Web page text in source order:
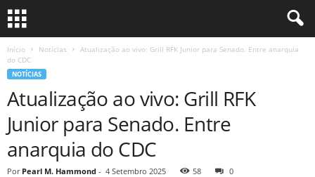
Início Notícias
Atualização ao vivo: Grill RFK Junior para Senado. Entre anarquia
do CDC
NOTÍCIAS
Atualização ao vivo: Grill RFK
Junior para Senado. Entre
anarquia do CDC
Por Pearl M. Hammond - 4 Setembro 2025 58 0